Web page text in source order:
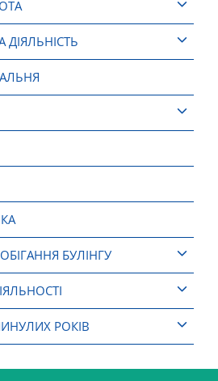
БУЛІНГУ
РОКІВ